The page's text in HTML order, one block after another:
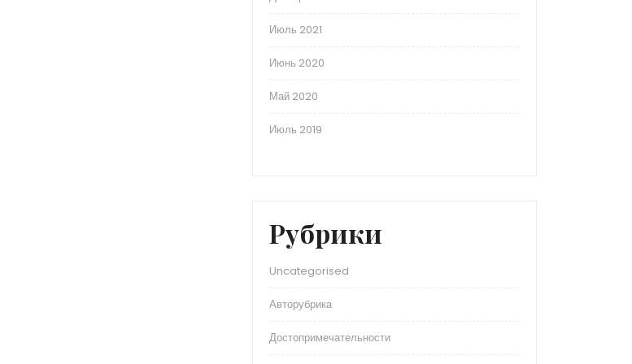
Июль 2021
Июнь 2020
Май 2020
Июль 2019
Рубрики
Uncategorised
Авторубрика
Достопримечательности